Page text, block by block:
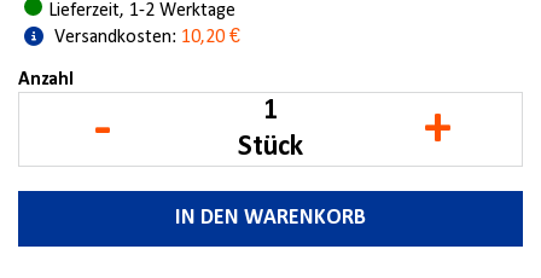
Lieferzeit, 1-2 Werktage
Versandkosten: 10,20 €
Anzahl
- Stück +
IN DEN WARENKORB